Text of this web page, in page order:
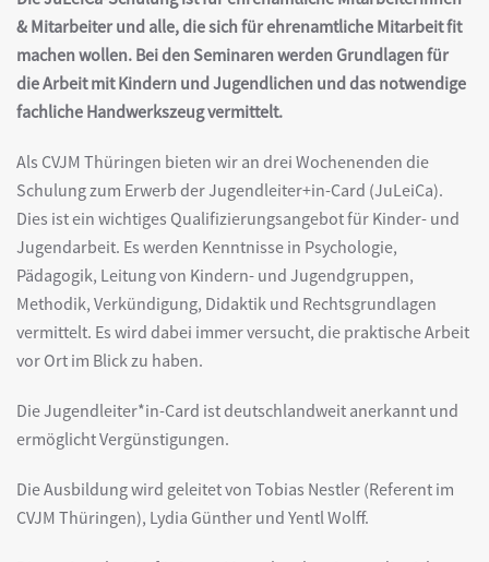
& Mitarbeiter und alle, die sich für ehrenamtliche Mitarbeit fit
machen wollen. Bei den Seminaren werden Grundlagen für
die Arbeit mit Kindern und Jugendlichen und das notwendige
fachliche Handwerkszeug vermittelt.
Als CVJM Thüringen bieten wir an drei Wochenenden die
Schulung zum Erwerb der Jugendleiter+in-Card (JuLeiCa).
Dies ist ein wichtiges Qualifizierungsangebot für Kinder- und
Jugendarbeit. Es werden Kenntnisse in Psychologie,
Pädagogik, Leitung von Kindern- und Jugendgruppen,
Methodik, Verkündigung, Didaktik und Rechtsgrundlagen
vermittelt. Es wird dabei immer versucht, die praktische Arbeit
vor Ort im Blick zu haben.
Die Jugendleiter*in-Card ist deutschlandweit anerkannt und
ermöglicht Vergünstigungen.
Die Ausbildung wird geleitet von Tobias Nestler (Referent im
CVJM Thüringen), Lydia Günther und Yentl Wolff.